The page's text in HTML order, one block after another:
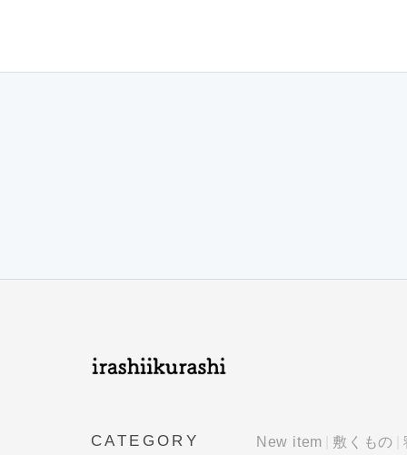
CATEGORY New item 敷くもの